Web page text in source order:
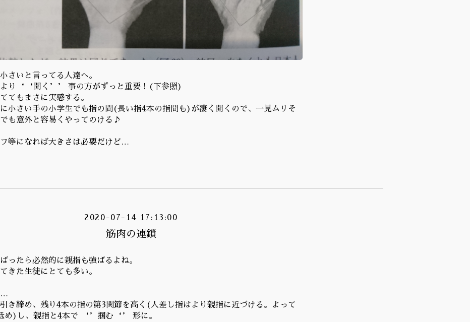
さいと言ってる人達へ。
より‘‘開く’’ 事の方がずっと重要！(下参照)
てもまさに実感する。
小さい手の小学生でも指の間(長い指4本の指間も)が凄く開くので、一見ムリそ
も意外と容易くやってのける♪
等になれば大きさは必要だけど…
2020-07-14 17:13:00
筋肉の連鎖
ったら必然的に親指も強ばるよね。
きた生徒にとても多い。
…
き締め、残り4本の指の第3関節を高く(人差し指はより親指に近づける。よって
め)し、親指と4本で ‘’掴む‘’ 形に。